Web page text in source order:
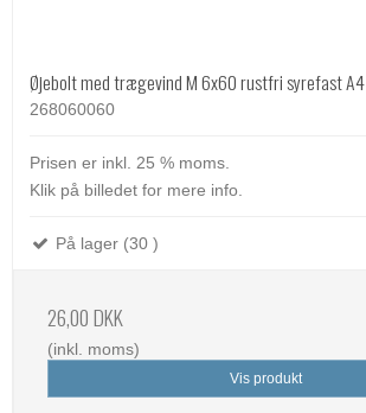
Øjebolt med trægevind M 6x60 rustfri syrefast A4
268060060
Prisen er inkl. 25 % moms.
Klik på billedet for mere info.
På lager (30 )
26,00 DKK
(inkl. moms)
Vis produkt